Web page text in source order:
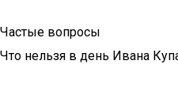
Частые вопросы
Что нельзя в день Ивана